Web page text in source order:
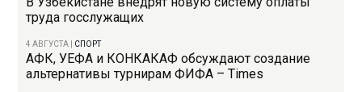
труда госслужащих
4 АВГУСТА СПОРТ
АФК, УЕФА и КОНКАКАФ обсуждают создание
альтернативы турнирам ФИФА – Times